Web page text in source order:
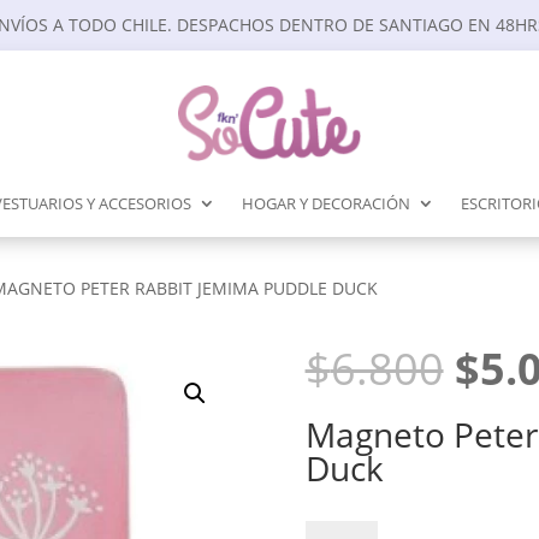
A TODO CHILE. DESPACHOS DENTRO DE SANTIAGO EN
Y ACCESORIOS HOGAR Y DECORACIÓN
PETER RABBIT JEMIMA PUDDLE DUCK
$6.800 El
era:
$
Magneto
Duck